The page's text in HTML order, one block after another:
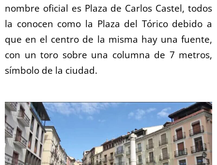
nombre oficial es Plaza de Carlos Castel, todos
la conocen como la Plaza del Tórico debido a
que en el centro de la misma hay una fuente,
con un toro sobre una columna de 7 metros,
símbolo de la ciudad.